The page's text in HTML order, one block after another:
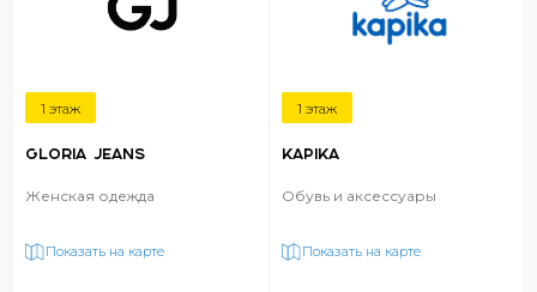
1 этаж
GLORIA JEANS
Женская одежда
Показать на карте
1 этаж
KAPIKA
Обувь и аксессуары
Показать на карте